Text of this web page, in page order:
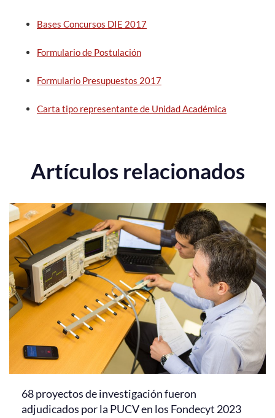
Bases Concursos DIE 2017
Formulario de Postulación
Formulario Presupuestos 2017
Carta tipo representante de Unidad Académica
Artículos relacionados
68 proyectos de investigación fueron
adjudicados por la PUCV en los Fondecyt 2023